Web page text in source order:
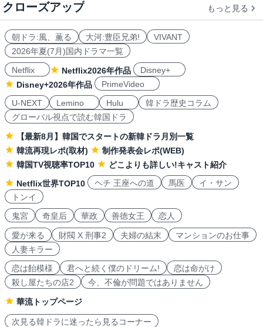
クローズアップ もっと見る
朝ドラ:風、薫る 大河:豊臣兄弟!
VIVANT
2026年夏(7月)国内ドラマ一覧
Netflix
Netflix2026年作品
Disney+
Disney+2026年作品
PrimeVideo
U-NEXT
Lemino Hulu
韓ドラ歴史コラム
グローバル視点で読む韓国ドラ
【最新8月】韓国でスタートの新韓ドラ月別一覧
韓流再現レポ(取材)
制作発表会レポ(WEB)
韓国TV視聴率TOP10
どこよりも詳しい!キャスト紹介
Netflix世界TOP10
ヘチ 王座への道 馬医
イ・サン
トンイ
鬼宮
奇皇后 華政 善徳女王 恋人
愛が来る 財閥 X 刑事2 夫婦の結末
マンションのお仕事
人妻キラー
恋は飴模様
君へと続く僕のドリーム!
恋は命がけ
殺し屋たちの店2
今、不倫が問題ではありません
華流トップページ
次見る韓ドラに迷ったら見るコーナー